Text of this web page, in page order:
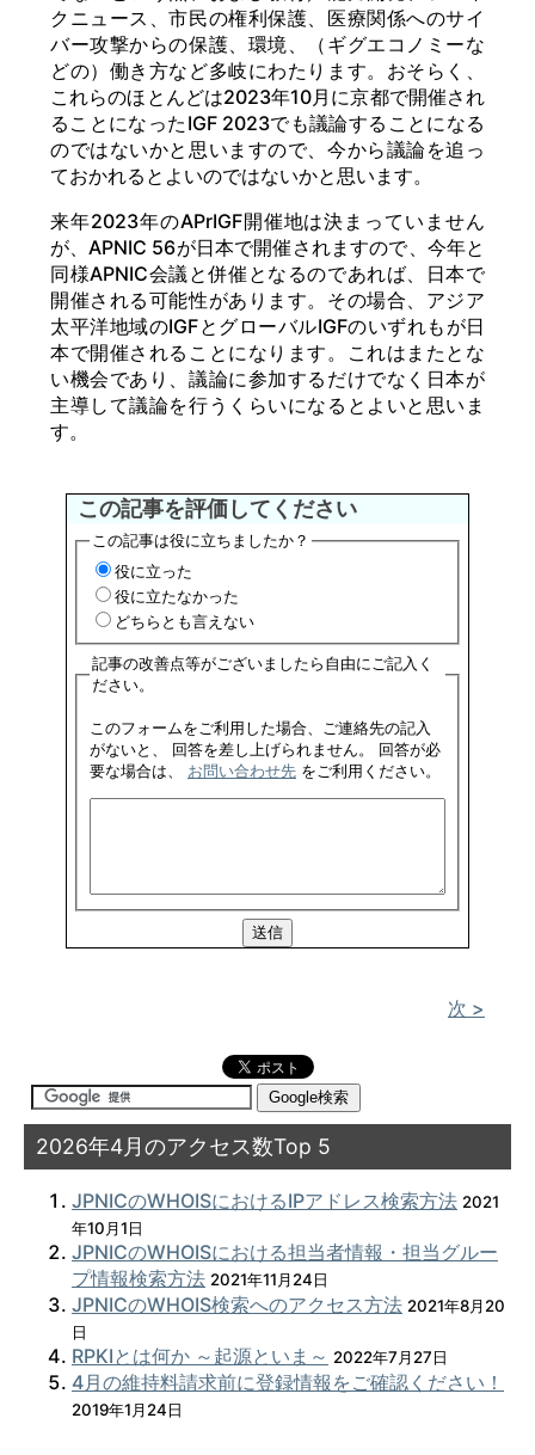
クニュース、市民の権利保護、医療関係へのサイ
バー攻撃からの保護、環境、（ギグエコノミーな
どの）働き方など多岐にわたります。おそらく、
これらのほとんどは2023年10月に京都で開催され
ることになったIGF 2023でも議論することになる
のではないかと思いますので、今から議論を追っ
ておかれるとよいのではないかと思います。
来年2023年のAPrIGF開催地は決まっていません
が、APNIC 56が日本で開催されますので、今年と
同様APNIC会議と併催となるのであれば、日本で
開催される可能性があります。その場合、アジア
太平洋地域のIGFとグローバルIGFのいずれもが日
本で開催されることになります。これはまたとな
い機会であり、議論に参加するだけでなく日本が
主導して議論を行うくらいになるとよいと思いま
す。
この記事を評価してください
この記事は役に立ちましたか？
役に立った
役に立たなかった
どちらとも言えない
記事の改善点等がございましたら自由にご記入く
ださい。
このフォームをご利用した場合、ご連絡先の記入
がないと、 回答を差し上げられません。 回答が必
要な場合は、 お問い合わせ先 をご利用ください。
次 >
2026年4月のアクセス数Top 5
JPNICのWHOISにおけるIPアドレス検索方法 2021
年10月1日
JPNICのWHOISにおける担当者情報・担当グルー
プ情報検索方法 2021年11月24日
JPNICのWHOIS検索へのアクセス方法 2021年8月20
日
RPKIとは何か ～起源といま～ 2022年7月27日
4月の維持料請求前に登録情報をご確認ください！
2019年1月24日